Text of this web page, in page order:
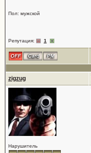
Пол: мужской
Репутация: 1
zigzug
Нарушитель